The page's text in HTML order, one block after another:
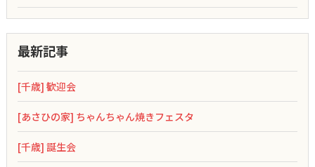
最新記事
[千歳] 歓迎会
[あさひの家] ちゃんちゃん焼きフェスタ
[千歳] 誕生会